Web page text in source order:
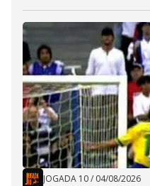
JOGADA 10/ 04/08/2026